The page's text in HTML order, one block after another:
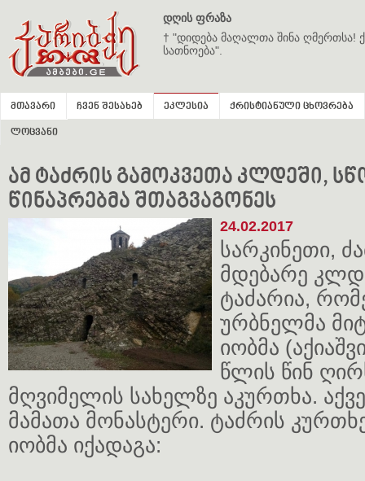
დღის ფრაზა
† "დიდება მაღალთა შინა ღმერთსა!
სათნოება".
მთავარი ჩვენ შესახებ ეკლესია ქრისტიანული ცხოვრება
ლოცვანი
ამ ტაძრის გამოკვეთა კლდეში,
წინაპრებმა შთაგვაგონეს
24.02.2017
სარკინეთი,
მდებარე
ტაძარია,
ურბნელმა
იობმა
წლის წინ
მღვიმელის სახელზე აკურთხა.
მამათა მონასტერი. ტაძრის
იობმა იქადაგა: